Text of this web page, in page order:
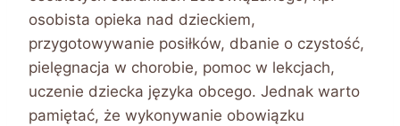
osobista opieka nad dzieckiem,
przygotowywanie posiłków, dbanie o czystość,
pielęgnacja w chorobie, pomoc w lekcjach,
uczenie dziecka języka obcego. Jednak warto
pamiętać, że wykonywanie obowiązku